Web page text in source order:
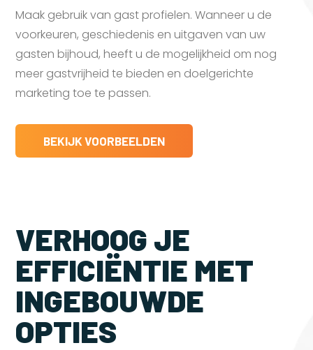
Maak gebruik van gast profielen. Wanneer u de
voorkeuren, geschiedenis en uitgaven van uw
gasten bijhoud, heeft u de mogelijkheid om nog
meer gastvrijheid te bieden en doelgerichte
marketing toe te passen.
BEKIJK VOORBEELDEN
VERHOOG JE
EFFICIËNTIE MET
INGEBOUWDE
OPTIES